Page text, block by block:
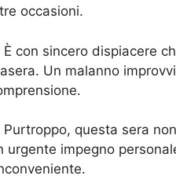
occasioni.
È con sincero dispiacere
Un malanno
Purtroppo, questa sera
urgente impegno